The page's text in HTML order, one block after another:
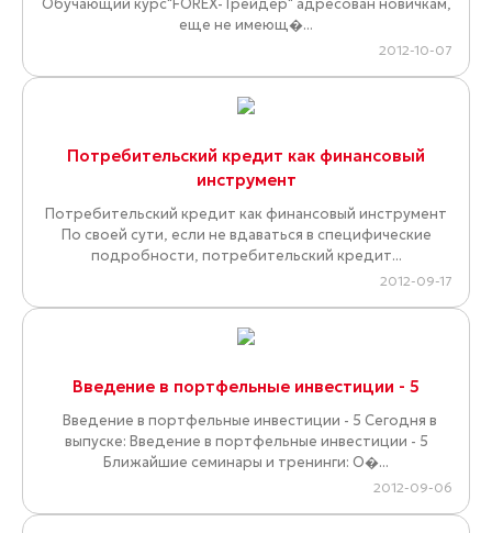
Обучающий курс"FOREX-Трейдер" адресован новичкам,
еще не имеющ�...
2012-10-07
Потребительский кредит как финансовый
инструмент
Потребительский кредит как финансовый инструмент
По своей сути, если не вдаваться в специфические
подробности, потребительский кредит...
2012-09-17
Введение в портфельные инвестиции - 5
Введение в портфельные инвестиции - 5 Сегодня в
выпуске: Введение в портфельные инвестиции - 5
Ближайшие семинары и тренинги: О�...
2012-09-06